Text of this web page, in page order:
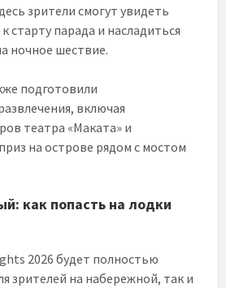
зрители смогут увидеть
старту парада и насладиться
ночное шествие.
подготовили
включая
театра «Маката» и
на острове рядом с мостом
как попасть на лодки
2026 будет полностью
зрителей на набережной, так и